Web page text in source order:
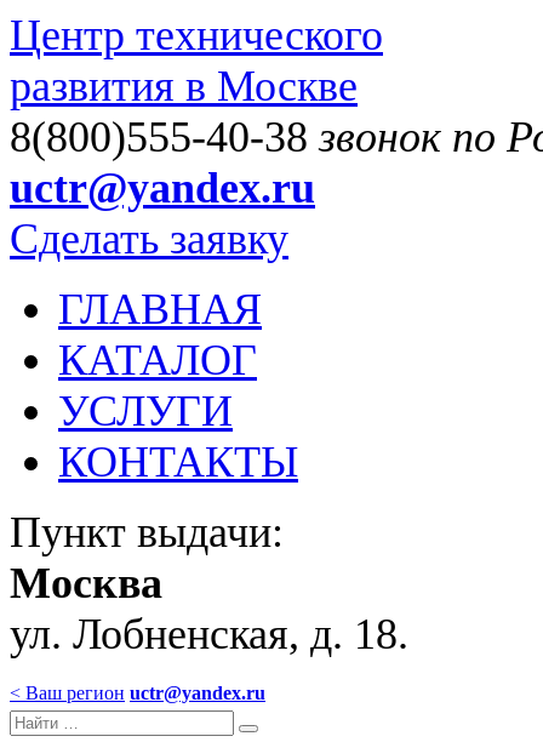
Центр технического
развития в Москве
8(800)555-40-38звонок по
uctr@yandex.ru
Сделать заявку
ГЛАВНАЯ
КАТАЛОГ
УСЛУГИ
КОНТАКТЫ
Пункт выдачи:
Москва
ул. Лобненская, д. 18.
< Ваш регион uctr@yandex.ru